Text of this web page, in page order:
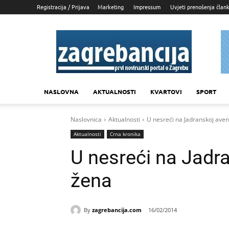
Registracija / Prijava Marketing Impressum Uvjeti prenošenja
Zagrebancija
NASLOVNA AKTUALNOSTI KVARTOVI SPORT
Naslovnica Aktualnosti U nesreći na Jadranskoj
Aktualnosti Crna kronika
U nesreći na
žena
By zagrebancija.com 16/02/2014